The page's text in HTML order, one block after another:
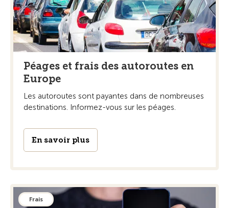
Péages et frais des autoroutes en
Europe
Les autoroutes sont payantes dans de nombreuses
destinations. Informez-vous sur les péages.
En savoir plus
Frais